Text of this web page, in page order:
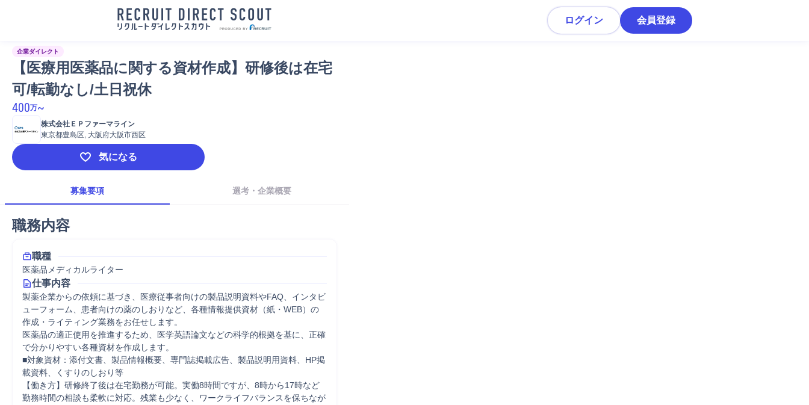
ログイン 会員登録
企業ダイレクト
【医療用医薬品に関する資材作成】研修後は在宅
可/転勤なし/土日祝休
400万~
株式会社ＥＰファーマライン
東京都豊島区, 大阪府大阪市西区
気になる
募集要項 選考・企業概要
職務内容
職種
医薬品メディカルライター
仕事内容
製薬企業からの依頼に基づき、医療従事者向けの製品説明資料やFAQ、インタビ
ューフォーム、患者向けの薬のしおりなど、各種情報提供資材（紙・WEB）の
作成・ライティング業務をお任せします。
医薬品の適正使用を推進するため、医学英語論文などの科学的根拠を基に、正確
で分かりやすい各種資材を作成します。
■対象資材：添付文書、製品情報概要、専門誌掲載広告、製品説明用資料、HP掲
載資料、くすりのしおり等
【働き方】研修終了後は在宅勤務が可能。実働8時間ですが、8時から17時など
勤務時間の相談も柔軟に対応。残業も少なく、ワークライフバランスを保ちなが